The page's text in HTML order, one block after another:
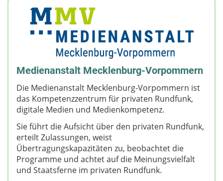
Medienanstalt Mecklenburg-Vorpommern
Die Medienanstalt Mecklenburg-Vorpommern ist
das Kompetenzzentrum für privaten Rundfunk,
digitale Medien und Medienkompetenz.
Sie führt die Aufsicht über den privaten Rundfunk,
erteilt Zulassungen, weist
Übertragungskapazitäten zu, beobachtet die
Programme und achtet auf die Meinungsvielfalt
und Staatsferne im privaten Rundfunk.